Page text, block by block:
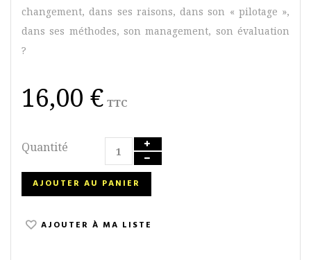
changement, dans ses raisons, dans son « pilotage »,
dans ses méthodes, son management, son évaluation
?
16,00 € TTC
Quantité
AJOUTER AU PANIER
AJOUTER À MA LISTE